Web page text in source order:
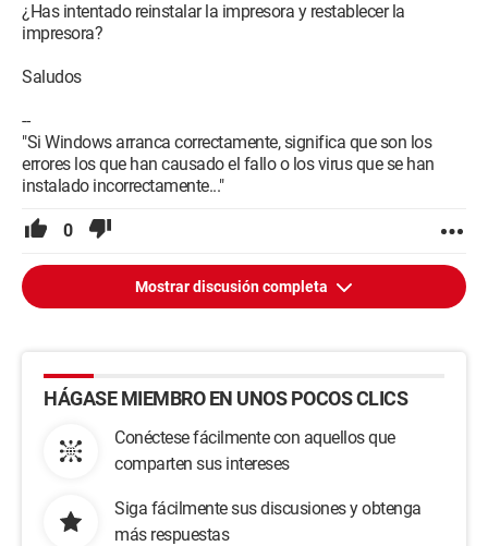
¿Has intentado reinstalar la impresora y restablecer la
impresora?
Saludos
--
"Si Windows arranca correctamente, significa que son los
errores los que han causado el fallo o los virus que se han
instalado incorrectamente..."
0
Mostrar discusión completa
HÁGASE MIEMBRO EN UNOS POCOS CLICS
Conéctese fácilmente con aquellos que
comparten sus intereses
Siga fácilmente sus discusiones y obtenga
más respuestas